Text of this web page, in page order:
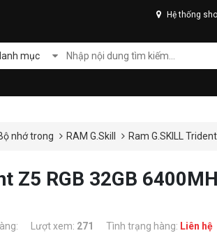
Hệ thống
mục
nhớ trong RAM G.Skill Ram G.SKILL
Z5 RGB 32GB
Lượt xem: 271 Tình trạng hàng: Liên hệ